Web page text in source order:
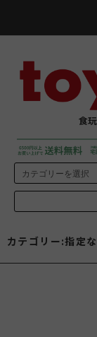
食
カテゴリー:指定